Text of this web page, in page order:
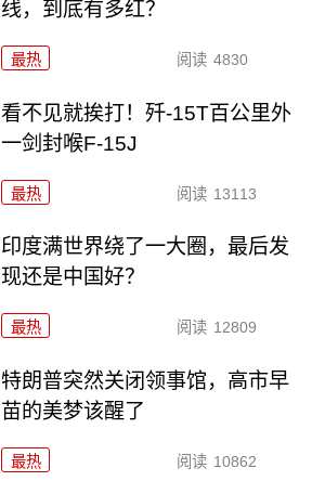
线，到底有多红？
最热 阅读 4830
看不见就挨打！歼-15T百公里外
一剑封喉F-15J
最热 阅读 13113
印度满世界绕了一大圈，最后发
现还是中国好？
最热 阅读 12809
特朗普突然关闭领事馆，高市早
苗的美梦该醒了
最热 阅读 10862